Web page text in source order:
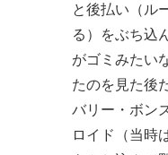
と後払い（ル
る）をぶち込
がゴミみたい
たのを見た後
バリー・ボン
ロイド（当時